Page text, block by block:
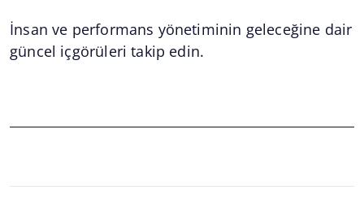
İnsan ve performans yönetiminin geleceğine dair
güncel içgörüleri takip edin.